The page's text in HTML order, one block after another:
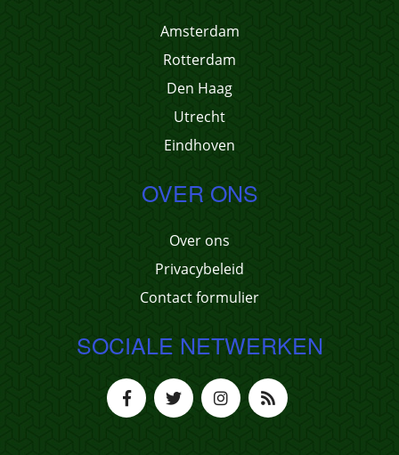
Amsterdam
Rotterdam
Den Haag
Utrecht
Eindhoven
OVER ONS
Over ons
Privacybeleid
Contact formulier
SOCIALE NETWERKEN